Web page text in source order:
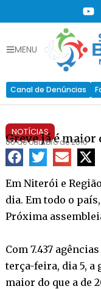
MENU
Canal de Denúncias
NOTÍCIAS
Greve já é maior
06 de outubro de 2010
Em Niterói e
dia. Em todo o
Próxima
Com 7.437
terça-feira, dia 5, a
maior do que a de